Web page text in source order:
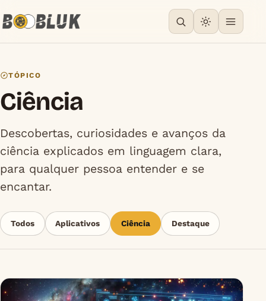
TÓPICO
Ciência
Descobertas, curiosidades e avanços da
ciência explicados em linguagem clara,
para qualquer pessoa entender e se
encantar.
Todos Aplicativos Ciência Destaque
Articles